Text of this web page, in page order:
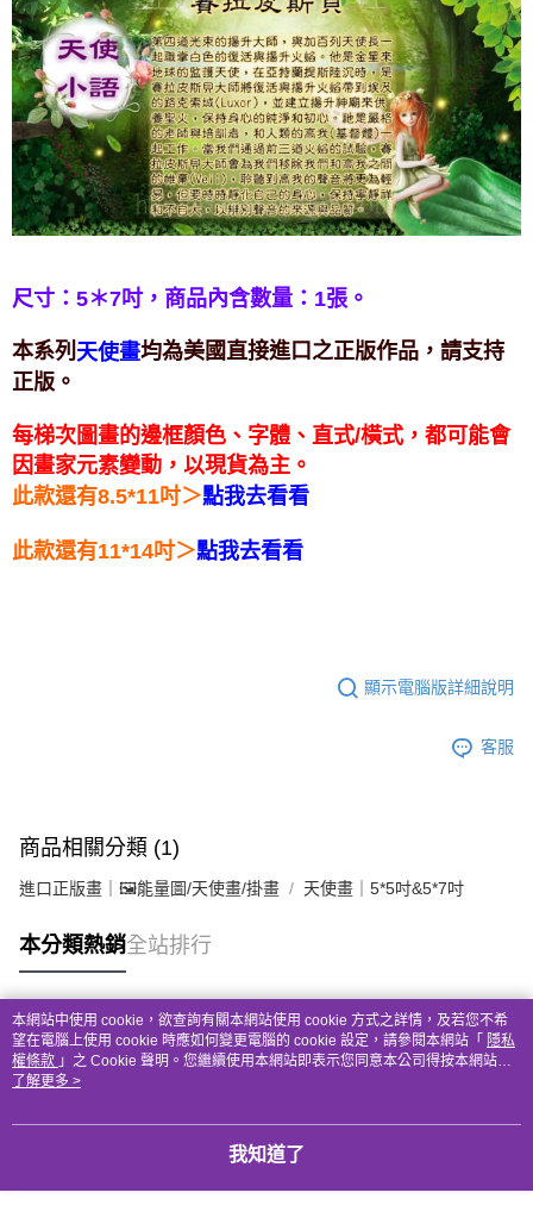
每筆NT$80，滿NT$3,000(含以上)免運費
賣家宅配幫您送（台灣）
每筆NT$80，滿NT$3,000(含以上)免運費
郵局幫你送（離島）
每筆NT$80，滿NT$3,000(含以上)免運費
付款後門市自取
免運費
尺寸：5＊7吋， 商品內含數量：1張。
本系列 天使畫均為美國直接進口之正版作品，請支持
正版。
每梯次圖畫的邊框顏色、字體、直式/橫式，都可能會
因畫家元素變動，以現貨為主。
此款還有8.5*11吋＞點我去看看
此款還有11*14吋＞點我去看看
顯示電腦版詳細說明
客服
商品相關分類 (1)
進口正版畫｜🖼️能量圖/天使畫/掛畫 天使畫｜5*5吋&5*7吋
本分類熱銷全站排行
熱門標籤
本網站中使用 cookie，欲查詢有關本網站使用 cookie 方式之詳情，及若您不希
望在電腦上使用 cookie 時應如何變更電腦的 cookie 設定，請參閱本網站「 隱私
權條款 」之 Cookie 聲明。您繼續使用本網站即表示您同意本公司得按本網站使
用條款之 Cookie 聲明使用 cookie。
了解更多 >
我知道了